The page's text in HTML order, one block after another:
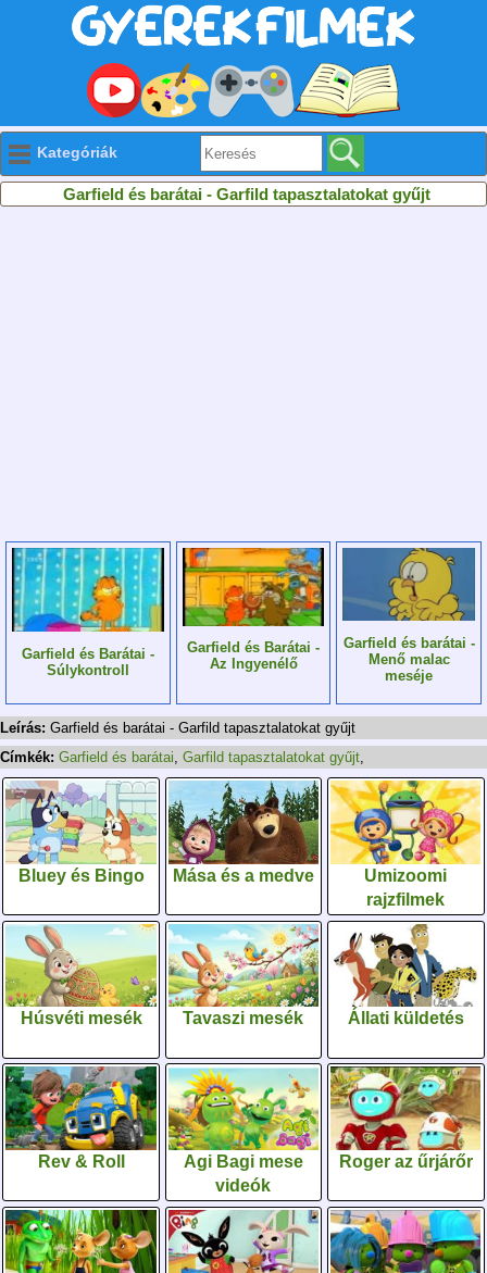
Kategóriák
Garfield és barátai - Garfild tapasztalatokat gyűjt
Garfield és Barátai -
Súlykontroll
Garfield és Barátai -
Az Ingyenélő
Garfield és barátai -
Menő malac
meséje
Leírás: Garfield és barátai - Garfild tapasztalatokat gyűjt
Címkék: Garfield és barátai, Garfild tapasztalatokat gyűjt,
Bluey és Bingo Mása és a medve
Umizoomi
rajzfilmek
Húsvéti mesék Tavaszi mesék Állati küldetés
Rev & Roll
Agi Bagi mese
videók
Roger az űrjárőr